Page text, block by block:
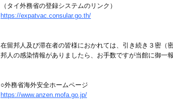
（タイ外務省の登録システムのリンク）
https://expatvac.consular.go.th/
在留邦人及び滞在者の皆様におかれては、引き続き３密（
邦人の感染情報がありましたら、お手数ですが当館に御一報
○外務省海外安全ホームページ
https://www.anzen.mofa.go.jp/